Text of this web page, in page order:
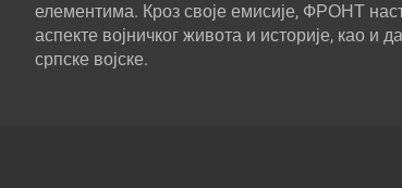
елементима. Кроз своје емисије, ФРОНТ
аспекте војничког живота и историје, као и
српске војске.